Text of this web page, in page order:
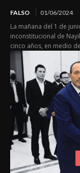
FALSO 01/06/2024
La mañana del 1 de
inconstitucional de
cinco años, en medio